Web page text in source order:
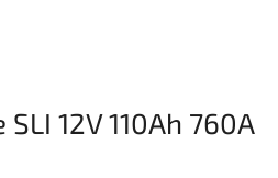
12V 110Ah 760A